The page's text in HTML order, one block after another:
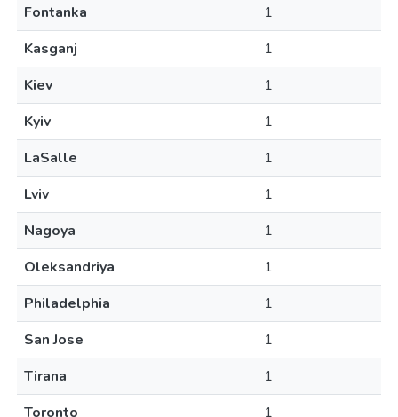
Fontanka
1
Kasganj
1
Kiev
1
Kyiv
1
LaSalle
1
Lviv
1
Nagoya
1
Oleksandriya
1
Philadelphia
1
San Jose
1
Tirana
1
Toronto
1